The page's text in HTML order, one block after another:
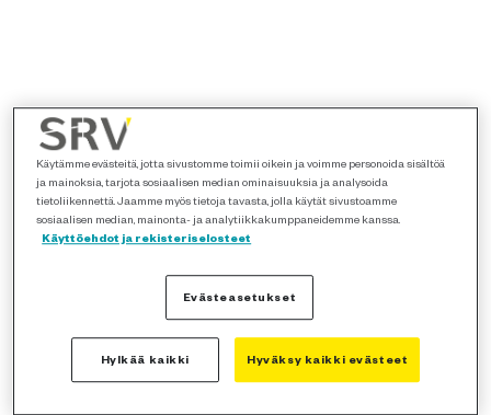
Käytämme evästeitä, jotta sivustomme toimii oikein ja voimme personoida sisältöä
ja mainoksia, tarjota sosiaalisen median ominaisuuksia ja analysoida
tietoliikennettä. Jaamme myös tietoja tavasta, jolla käytät sivustoamme
sosiaalisen median, mainonta- ja analytiikkakumppaneidemme kanssa.
Käyttöehdot ja rekisteriselosteet
Evästeasetukset
Hylkää kaikki Hyväksy kaikki evästeet